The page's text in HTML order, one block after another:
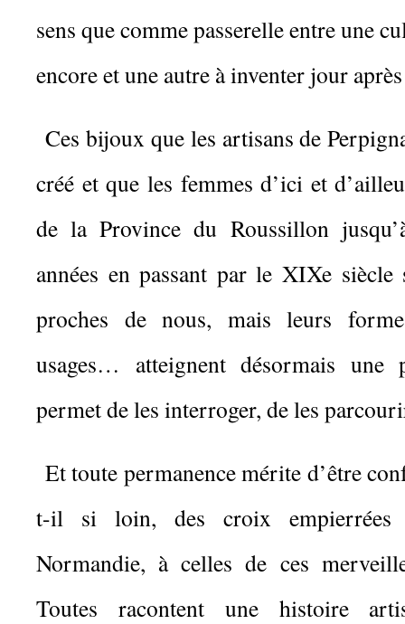
sens que comme passerelle entre une
encore et une autre à inventer jour
Ces bijoux que les artisans de
créé et que les femmes d’ici et
de la Province du Roussillon
années en passant par le XIXe
proches de nous, mais leurs
usages… atteignent désormais une
permet de les interroger, de les
Et toute permanence mérite d’être
t-il si loin, des croix empierrées
Normandie, à celles de ces
Toutes racontent une histoire